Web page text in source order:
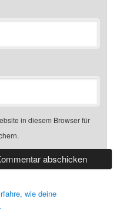
in diesem Browser für
wie deine